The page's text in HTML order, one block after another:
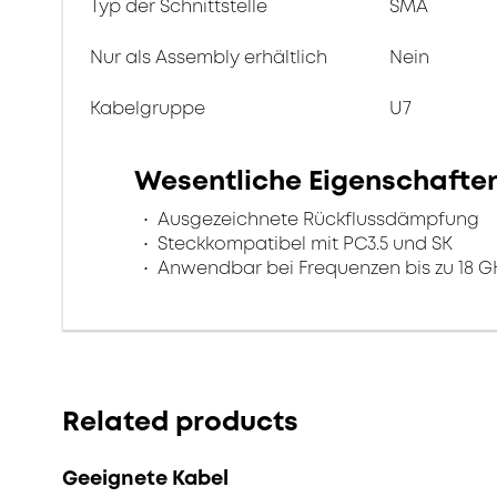
Typ der Schnittstelle SMA
Nur als Assembly erhältlich Nein
Kabelgruppe U7
Wesentliche
Ausgezeichnete Rückflussdämpfung
Steckkompatibel mit PC3.5 und SK
Anwendbar bei Frequenzen bis zu 18
Related products
Geeignete Kabel